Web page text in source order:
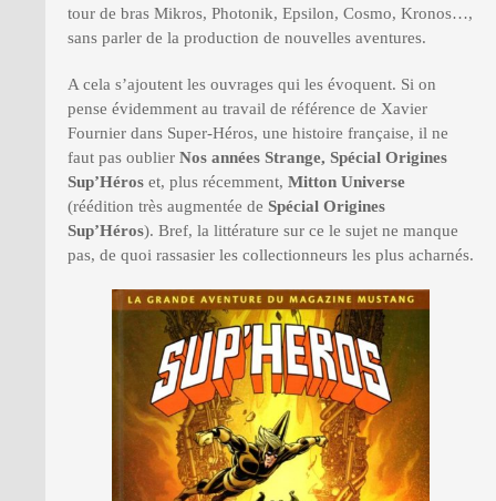
tour de bras Mikros, Photonik, Epsilon, Cosmo, Kronos…,
sans parler de la production de nouvelles aventures.
A cela s’ajoutent les ouvrages qui les évoquent. Si on
pense évidemment au travail de référence de Xavier
Fournier dans Super-Héros, une histoire française, il ne
faut pas oublier Nos années Strange, Spécial Origines
Sup’Héros et, plus récemment, Mitton Universe
(réédition très augmentée de Spécial Origines
Sup’Héros). Bref, la littérature sur ce le sujet ne manque
pas, de quoi rassasier les collectionneurs les plus acharnés.